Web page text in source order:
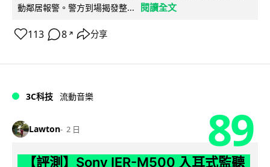
動鄰居報警。警方到場揭發整...
閱讀全文
113 8 ↗ 分享
3C科技 流動音樂
Lawton 2 日 89
【評測】Sony IER-M500 入耳式監聽